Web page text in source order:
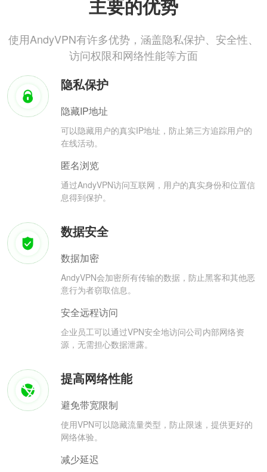
主要的优势
使用AndyVPN有许多优势，涵盖隐私保护、安全性、
访问权限和网络性能等方面
隐私保护
隐藏IP地址
可以隐藏用户的真实IP地址，防止第三方追踪用户的
在线活动。
匿名浏览
通过AndyVPN访问互联网，用户的真实身份和位置信
息得到保护。
数据安全
数据加密
AndyVPN会加密所有传输的数据，防止黑客和其他恶
意行为者窃取信息。
安全远程访问
企业员工可以通过VPN安全地访问公司内部网络资
源，无需担心数据泄露。
提高网络性能
避免带宽限制
使用VPN可以隐藏流量类型，防止限速，提供更好的
网络体验。
减少延迟